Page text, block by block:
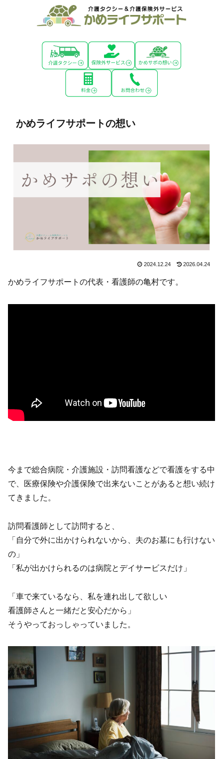
かめライフサポートの想い
2024.12.24 2026.04.24
かめライフサポートの代表・看護師の亀村です。
今まで総合病院・介護施設・訪問看護などで看護をする中
で、医療保険や介護保険で出来ないことがあると想い続け
てきました。
訪問看護師として訪問すると、
「自分で外に出かけられないから、夫のお墓にも行けない
の」
「私が出かけられるのは病院とデイサービスだけ」
「車で来ているなら、私を連れ出して欲しい
看護師さんと一緒だと安心だから」
そうやっておっしゃっていました。